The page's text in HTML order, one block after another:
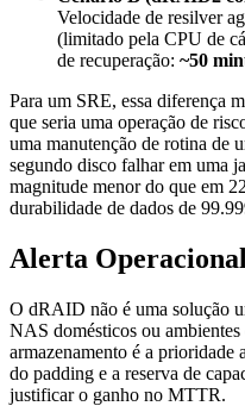
Velocidade de resilver
(limitado pela CPU de
de recuperação: ~50
Para um SRE, essa diferença
que seria uma operação de
uma manutenção de rotina de
segundo disco falhar em uma
magnitude menor do que em
durabilidade de dados de
Alerta
O dRAID não é uma solução
NAS domésticos ou
armazenamento é a prioridade
do padding e a reserva de
justificar o ganho no MTTR.